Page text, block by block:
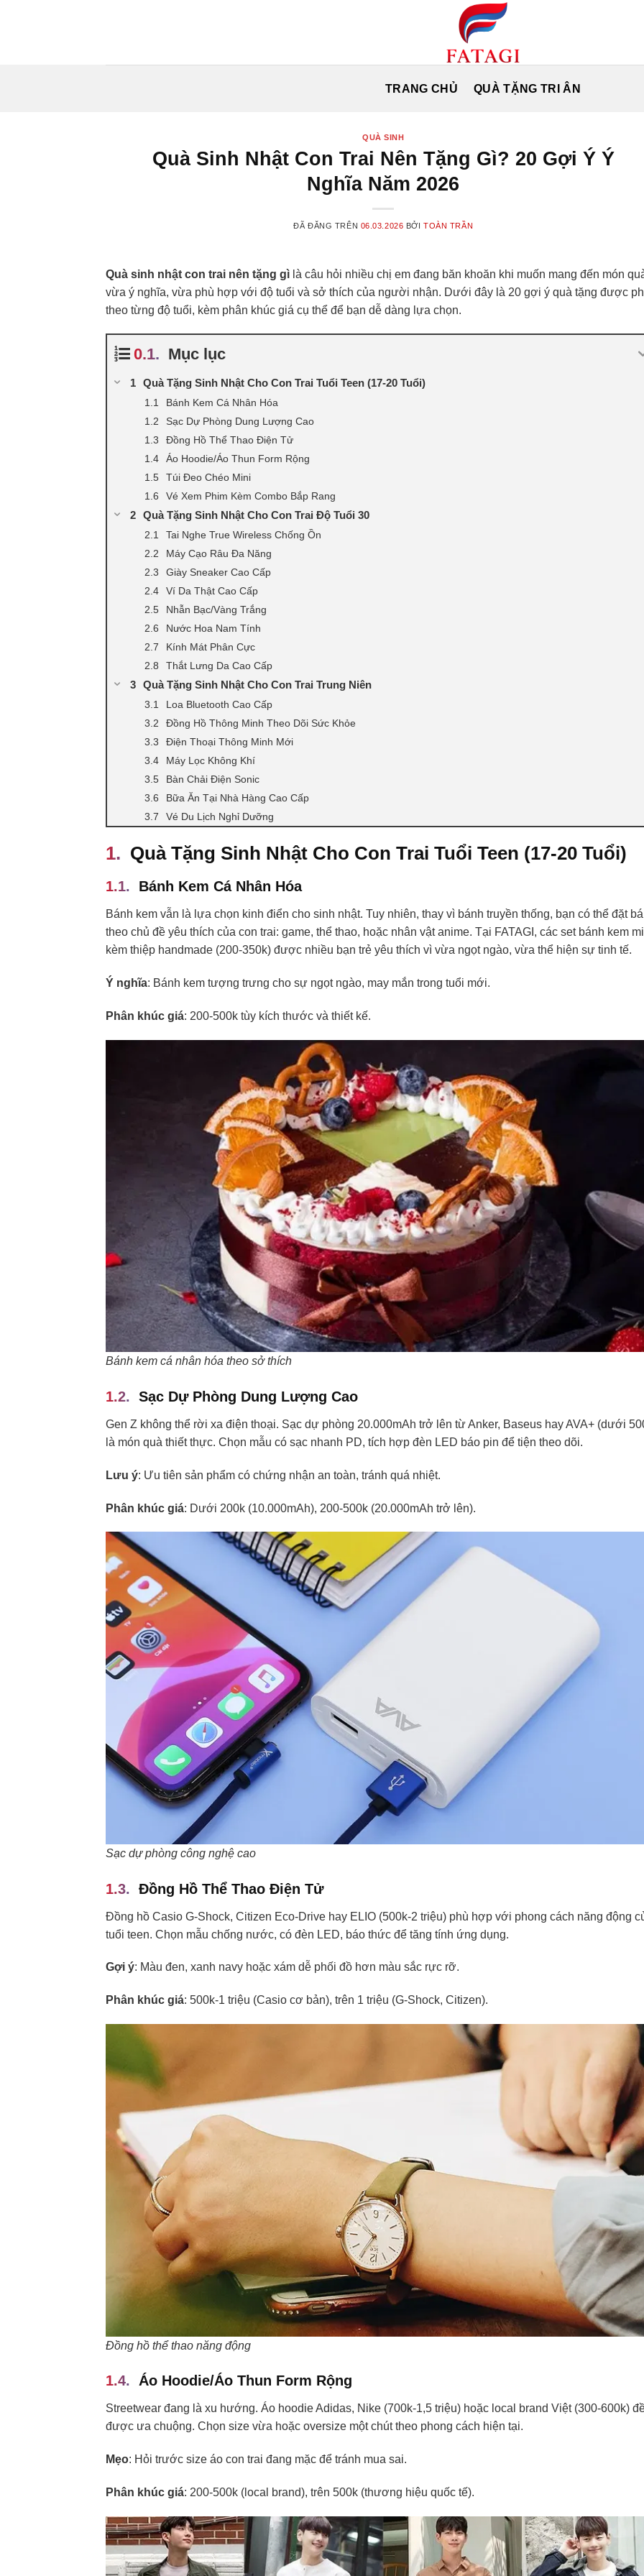
TRANG CHỦ QUÀ TẶNG TRI ÂN
QUÀ SINH
Quà Sinh Nhật Con Trai Nên Tặng Gì? 20 Gợi Ý Ý
Nghĩa Năm 2026
ĐÃ ĐĂNG TRÊN 06.03.2026 BỞITOÀN TRẦN
Quà sinh nhật con trai nên tặng gì là câu hỏi nhiều chị em đang băn khoăn khi muốn mang đến món
vừa ý nghĩa, vừa phù hợp với độ tuổi và sở thích của người nhận. Dưới đây là 20 gợi ý quà tặng được
theo từng độ tuổi, kèm phân khúc giá cụ thể để bạn dễ dàng lựa chọn.
Mục lục
Quà Tặng Sinh Nhật Cho Con Trai Tuổi Teen (17-20 Tuổi)
Bánh Kem Cá Nhân Hóa
Sạc Dự Phòng Dung Lượng Cao
Đồng Hồ Thể Thao Điện Tử
Áo Hoodie/Áo Thun Form Rộng
Túi Đeo Chéo Mini
Vé Xem Phim Kèm Combo Bắp Rang
Quà Tặng Sinh Nhật Cho Con Trai Độ Tuổi 30
Tai Nghe True Wireless Chống Ồn
Máy Cạo Râu Đa Năng
Giày Sneaker Cao Cấp
Ví Da Thật Cao Cấp
Nhẫn Bạc/Vàng Trắng
Nước Hoa Nam Tính
Kính Mát Phân Cực
Thắt Lưng Da Cao Cấp
Quà Tặng Sinh Nhật Cho Con Trai Trung Niên
Loa Bluetooth Cao Cấp
Đồng Hồ Thông Minh Theo Dõi Sức Khỏe
Điện Thoại Thông Minh Mới
Máy Lọc Không Khí
Bàn Chải Điện Sonic
Bữa Ăn Tại Nhà Hàng Cao Cấp
Vé Du Lịch Nghỉ Dưỡng
Quà Tặng Sinh Nhật Cho Con Trai Tuổi Teen (17-20 Tuổi)
Bánh Kem Cá Nhân Hóa
Bánh kem vẫn là lựa chọn kinh điển cho sinh nhật. Tuy nhiên, thay vì bánh truyền thống, bạn có thể đặt
theo chủ đề yêu thích của con trai: game, thể thao, hoặc nhân vật anime. Tại FATAGI, các set bánh kem
kèm thiệp handmade (200-350k) được nhiều bạn trẻ yêu thích vì vừa ngọt ngào, vừa thể hiện sự tinh tế.
Ý nghĩa: Bánh kem tượng trưng cho sự ngọt ngào, may mắn trong tuổi mới.
Phân khúc giá: 200-500k tùy kích thước và thiết kế.
Bánh kem cá nhân hóa theo sở thích
Sạc Dự Phòng Dung Lượng Cao
Gen Z không thể rời xa điện thoại. Sạc dự phòng 20.000mAh trở lên từ Anker, Baseus hay AVA+ (dưới
là món quà thiết thực. Chọn mẫu có sạc nhanh PD, tích hợp đèn LED báo pin để tiện theo dõi.
Lưu ý: Ưu tiên sản phẩm có chứng nhận an toàn, tránh quá nhiệt.
Phân khúc giá: Dưới 200k (10.000mAh), 200-500k (20.000mAh trở lên).
Sạc dự phòng công nghệ cao
Đồng Hồ Thể Thao Điện Tử
Đồng hồ Casio G-Shock, Citizen Eco-Drive hay ELIO (500k-2 triệu) phù hợp với phong cách năng động
tuổi teen. Chọn mẫu chống nước, có đèn LED, báo thức để tăng tính ứng dụng.
Gợi ý: Màu đen, xanh navy hoặc xám dễ phối đồ hơn màu sắc rực rỡ.
Phân khúc giá: 500k-1 triệu (Casio cơ bản), trên 1 triệu (G-Shock, Citizen).
Đồng hồ thể thao năng động
Áo Hoodie/Áo Thun Form Rộng
Streetwear đang là xu hướng. Áo hoodie Adidas, Nike (700k-1,5 triệu) hoặc local brand Việt (300-600k)
được ưa chuộng. Chọn size vừa hoặc oversize một chút theo phong cách hiện tại.
Mẹo: Hỏi trước size áo con trai đang mặc để tránh mua sai.
Phân khúc giá: 200-500k (local brand), trên 500k (thương hiệu quốc tế).